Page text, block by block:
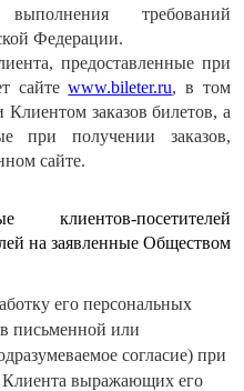
требований
Федерации.
предоставленные при
сайтеwww.bileter.ru, в том
заказов билетов, а
при получении заказов,
сайте.
клиентов-посетителей
на заявленные Обществом
его персональных
письменной или
согласие) при
Клиента выражающих его